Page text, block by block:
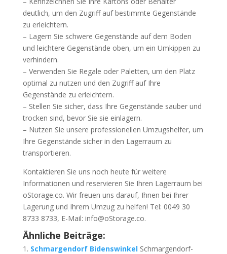
deutlich, um den Zugriff auf bestimmte Gegenstände
zu erleichtern.
– Lagern Sie schwere Gegenstände auf dem Boden
und leichtere Gegenstände oben, um ein Umkippen zu
verhindern.
– Verwenden Sie Regale oder Paletten, um den Platz
optimal zu nutzen und den Zugriff auf Ihre
Gegenstände zu erleichtern.
– Stellen Sie sicher, dass Ihre Gegenstände sauber und
trocken sind, bevor Sie sie einlagern.
– Nutzen Sie unsere professionellen Umzugshelfer, um
Ihre Gegenstände sicher in den Lagerraum zu
transportieren.
Kontaktieren Sie uns noch heute für weitere
Informationen und reservieren Sie Ihren Lagerraum bei
oStorage.co. Wir freuen uns darauf, Ihnen bei Ihrer
Lagerung und Ihrem Umzug zu helfen! Tel: 0049 30
8733 8733, E-Mail: info@oStorage.co.
Ähnliche Beiträge:
Schmargendorf Bidenswinkel Schmargendorf-